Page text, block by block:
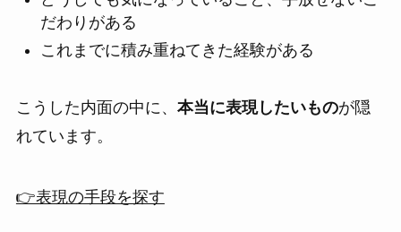
だわりがある
これまでに積み重ねてきた経験がある
こうした内面の中に、 本当に表現したいものが隠
れています。
👉表現の手段を探す